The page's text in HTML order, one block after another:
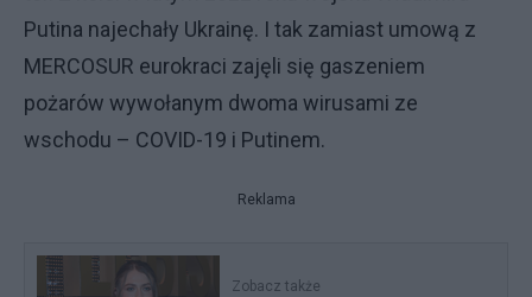
Putina najechały Ukrainę. I tak zamiast umową z
MERCOSUR eurokraci zajęli się gaszeniem
pożarów wywołanym dwoma wirusami ze
wschodu – COVID-19 i Putinem.
Reklama
Zobacz także